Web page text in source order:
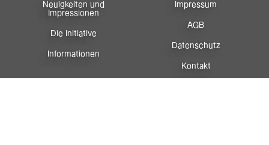
Neuigkeiten und
Impressionen
Die Initiative
Informationen
Impressum
AGB
Datenschutz
Kontakt